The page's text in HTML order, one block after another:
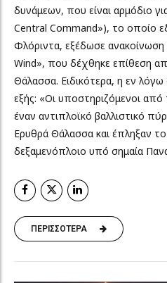
δυνάμεων, που είναι αρμόδιο
Central Command»), το οποίο
Φλόριντα, εξέδωσε
Wind», που δέχθηκε επίθεση
Θάλασσα. Ειδικότερα, η εν
εξής: «Οι υποστηριζόμενοι
έναν αντιπλοϊκό βαλλιστικό
Ερυθρά Θάλασσα και έπληξαν
δεξαμενόπλοιο υπό σημαία
ΠΕΡΙΣΣΟΤΕΡΑ